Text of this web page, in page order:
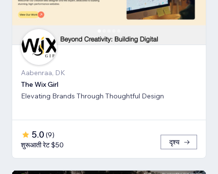
Aabenraa, DK
The Wix Girl
Elevating Brands Through Thoughtful Design
5.0 (9)
शुरूआती रेट $50
दृश्य